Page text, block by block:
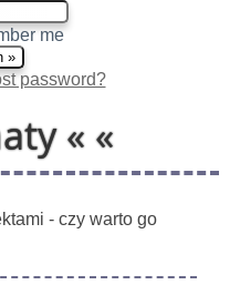
me
password?
« «
- czy warto go